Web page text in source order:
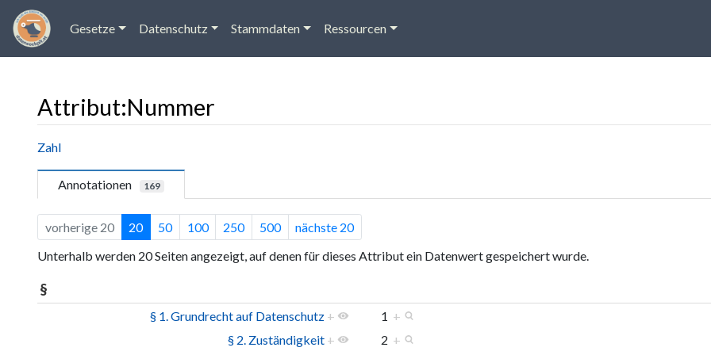
Gesetze Datenschutz Stammdaten Ressourcen
Attribut:Nummer
Wechseln zu:
Zahl
Annotationen 169
vorherige 20 20 50 100 250 500 nächste 20
Unterhalb werden 20 Seiten angezeigt, auf denen für dieses Attribut ein Datenwert gespeichert wurde.
§
§ 1. Grundrecht auf Datenschutz + 1 +
§ 2. Zuständigkeit + 2 +